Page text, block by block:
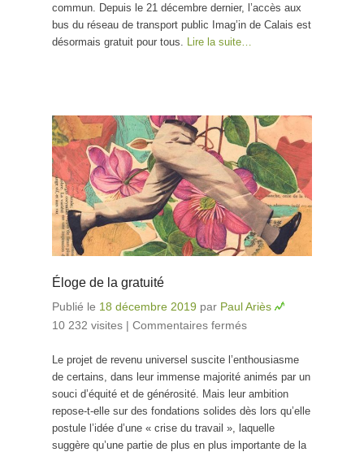
commun. Depuis le 21 décembre dernier, l’accès aux
bus du réseau de transport public Imag’in de Calais est
désormais gratuit pour tous.
Lire la suite…
Éloge de la gratuité
Publié le 18 décembre 2019 par Paul Ariès
10 232 visites | Commentaires fermés
Le projet de revenu universel suscite l’enthousiasme
de certains, dans leur immense majorité animés par un
souci d’équité et de générosité. Mais leur ambition
repose-t-elle sur des fondations solides dès lors qu’elle
postule l’idée d’une « crise du travail », laquelle
suggère qu’une partie de plus en plus importante de la